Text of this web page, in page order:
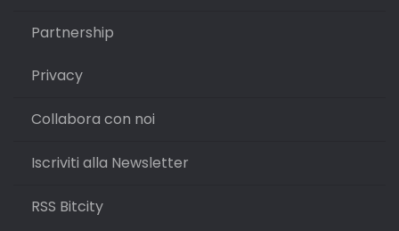
Partnership
Privacy
Collabora con noi
Iscriviti alla Newsletter
RSS Bitcity